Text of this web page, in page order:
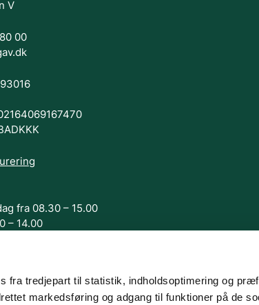
fra tredjepart til statistik, indholdsoptimering og
markedsføring og adgang til funktioner på de
V
00
fra 08.30 – 15.00
– 14.00